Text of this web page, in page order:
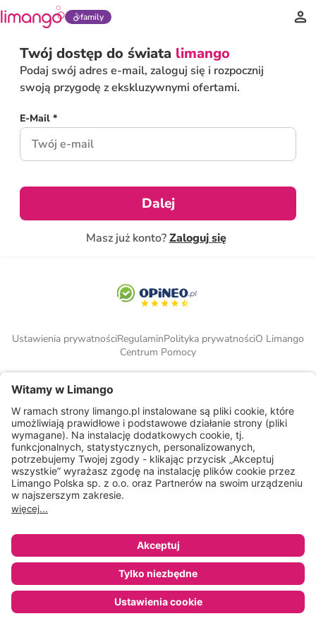
family
Twój dostęp do świata limango
Podaj swój adres e-mail, zaloguj się i rozpocznij
swoją przygodę z ekskluzywnymi ofertami.
E-Mail *
Dalej
Masz już konto?Zaloguj się
Ustawienia prywatnościRegulaminPolityka prywatnościO Limango
Centrum Pomocy